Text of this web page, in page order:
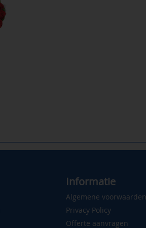
Informatie
Algemene voorwaarden
Privacy Policy
Offerte aanvragen